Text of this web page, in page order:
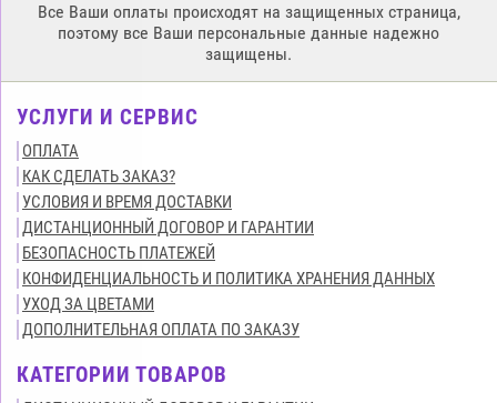
Все Ваши оплаты происходят на защищенных страница,
поэтому все Ваши персональные данные надежно
защищены.
УСЛУГИ И СЕРВИС
ОПЛАТА
КАК СДЕЛАТЬ ЗАКАЗ?
УСЛОВИЯ И ВРЕМЯ ДОСТАВКИ
ДИСТАНЦИОННЫЙ ДОГОВОР И ГАРАНТИИ
БЕЗОПАСНОСТЬ ПЛАТЕЖЕЙ
КОНФИДЕНЦИАЛЬНОСТЬ И ПОЛИТИКА ХРАНЕНИЯ ДАННЫХ
УХОД ЗА ЦВЕТАМИ
ДОПОЛНИТЕЛЬНАЯ ОПЛАТА ПО ЗАКАЗУ
КАТЕГОРИИ ТОВАРОВ